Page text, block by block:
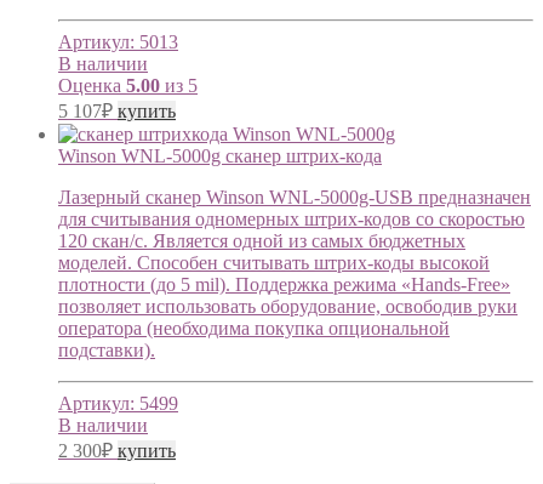
Артикул: 5013
В наличии
Оценка 5.00 из 5
5 107₽ купить
Winson WNL-5000g cканер штрих-кода
Лазерный сканер Winson WNL-5000g-USB предназначен
для считывания одномерных штрих-кодов со скоростью
120 скан/с. Является одной из самых бюджетных
моделей. Способен считывать штрих-коды высокой
плотности (до 5 mil). Поддержка режима «Hands-Free»
позволяет использовать оборудование, освободив руки
оператора (необходима покупка опциональной
подставки).
Артикул: 5499
В наличии
2 300₽ купить